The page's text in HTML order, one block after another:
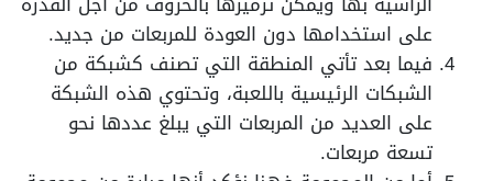
على استخدامها دون العودة للمربعات من جديد.
فيما بعد تأتي المنطقة التي تصنف كشبكة من
الشبكات الرئيسية باللعبة، وتحتوي هذه الشبكة
على العديد من المربعات التي يبلغ عددها نحو
تسعة مربعات.